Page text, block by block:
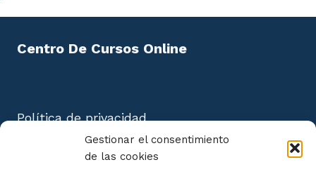
Gestionar el consentimiento
de las cookies
Centro De Cursos Online
Política de privacidad
Aviso Legal
Política de cookies